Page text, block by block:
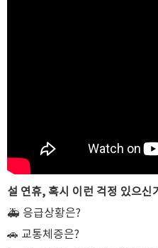
설 연휴, 혹시 이런 걱정 있으신
🚑 응급상황은?
🚗 교통체증은?